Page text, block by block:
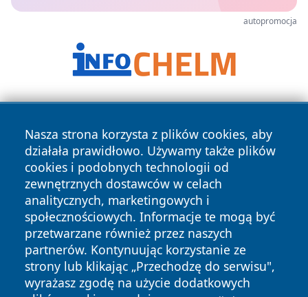
autopromocja
Nasza strona korzysta z plików cookies, aby
działała prawidłowo. Używamy także plików
cookies i podobnych technologii od
zewnętrznych dostawców w celach
analitycznych, marketingowych i
społecznościowych. Informacje te mogą być
przetwarzane również przez naszych
partnerów. Kontynuując korzystanie ze
strony lub klikając „Przechodzę do serwisu",
wyrażasz zgodę na użycie dodatkowych
Copyright © 2026 dabrowski24.pl Wszystkie prawa
zastrzeżone.
News Autorzy
Polityka
Prywatności
Polityka
Cookies